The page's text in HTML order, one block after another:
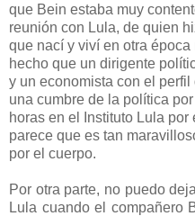
que Bein estaba muy
reunión con Lula, de quien
que nací y viví en otra
hecho que un dirigente
y un economista con el
una cumbre de la política
horas en el Instituto Lula
parece que es tan
por el cuerpo.
Por otra parte, no puedo
Lula cuando el compañero